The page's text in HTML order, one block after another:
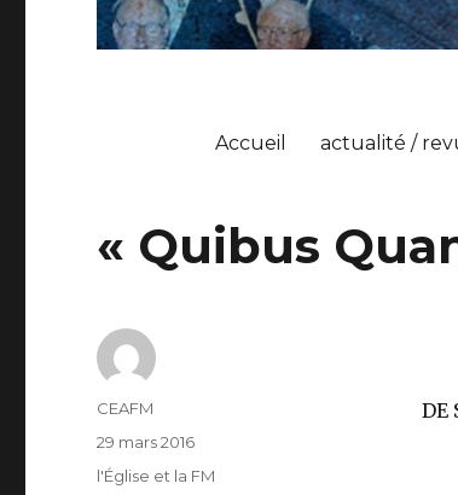
Accueil actualité /
« Quibus
DE
Auteur
CEAFM
Publié
le
29 mars 2016
Catégories
l'Église et la FM